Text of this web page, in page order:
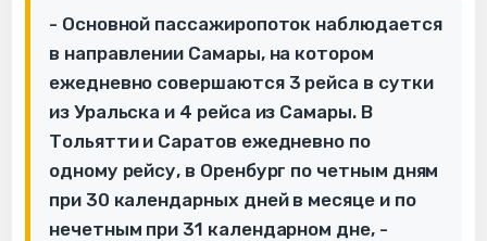
- Основной пассажиропоток наблюдается
в направлении Самары, на котором
ежедневно совершаются 3 рейса в сутки
из Уральска и 4 рейса из Самары. В
Тольятти и Саратов ежедневно по
одному рейсу, в Оренбург по четным дням
при 30 календарных дней в месяце и по
нечетным при 31 календарном дне, -